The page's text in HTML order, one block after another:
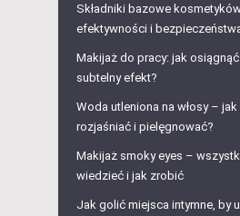
Składniki bazowe
efektywności i
Makijaż do pracy: jak
subtelny efekt?
Woda utleniona na włosy –
rozjaśniać i pielęgnować?
Makijaż smoky eyes –
wiedzieć i jak zrobić
Jak golić miejsca intymne, by